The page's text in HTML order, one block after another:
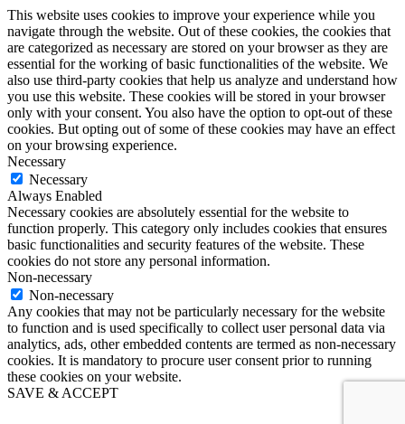
This website uses cookies to improve your experience while you
navigate through the website. Out of these cookies, the cookies that
are categorized as necessary are stored on your browser as they are
essential for the working of basic functionalities of the website. We
also use third-party cookies that help us analyze and understand how
you use this website. These cookies will be stored in your browser
only with your consent. You also have the option to opt-out of these
cookies. But opting out of some of these cookies may have an effect
on your browsing experience.
Necessary
Necessary
Always Enabled
Necessary cookies are absolutely essential for the website to
function properly. This category only includes cookies that ensures
basic functionalities and security features of the website. These
cookies do not store any personal information.
Non-necessary
Non-necessary
Any cookies that may not be particularly necessary for the website
to function and is used specifically to collect user personal data via
analytics, ads, other embedded contents are termed as non-necessary
cookies. It is mandatory to procure user consent prior to running
these cookies on your website.
SAVE & ACCEPT